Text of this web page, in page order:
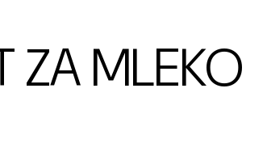
ZA MLEKO